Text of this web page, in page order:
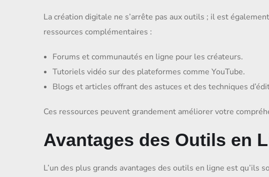
La création digitale ne s’arrête pas aux outils ; il est
ressources complémentaires :
Forums et communautés en ligne pour les créateurs.
Tutoriels vidéo sur des plateformes comme YouTube.
Blogs et articles offrant des astuces et des techniques
Ces ressources peuvent grandement améliorer votre
Avantages des Outils en
L’un des plus grands avantages des outils en ligne est